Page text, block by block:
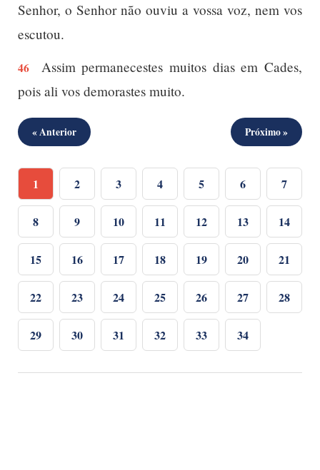
Senhor, o Senhor não ouviu a vossa voz, nem vos
escutou.
46
Assim permanecestes muitos dias em Cades,
pois ali vos demorastes muito.
« Anterior Próximo »
1 2 3 4 5 6 7
8 9 10 11 12 13 14
15 16 17 18 19 20 21
22 23 24 25 26 27 28
29 30 31 32 33 34